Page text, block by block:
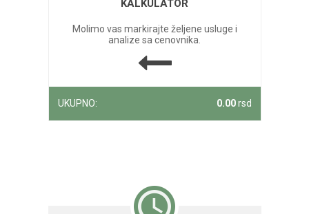
KALKULATOR
Molimo vas markirajte željene usluge i
analize sa cenovnika.
UKUPNO: 0.00rsd